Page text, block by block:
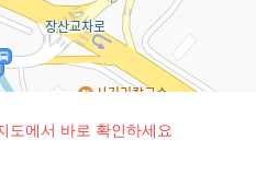
도에서 바로 확인하세요